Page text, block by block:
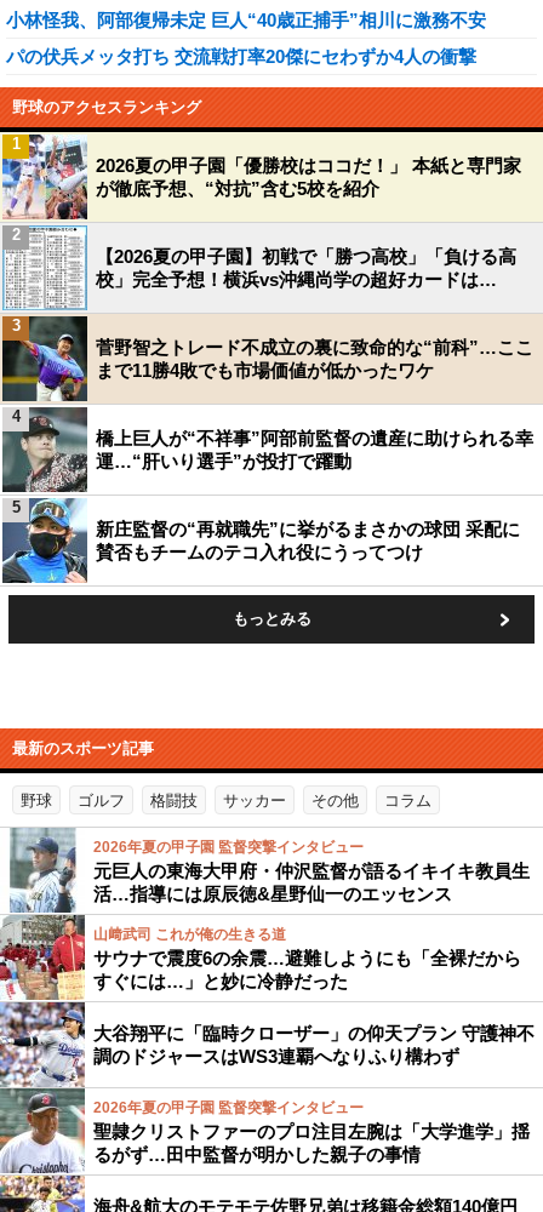
小林怪我、阿部復帰未定 巨人“40歳正捕手”相川に激務不安
パの伏兵メッタ打ち 交流戦打率20傑にセわずか4人の衝撃
野球のアクセスランキング
2026夏の甲子園「優勝校はココだ！」 本紙と専門家
が徹底予想、“対抗”含む5校を紹介
1
【2026夏の甲子園】初戦で「勝つ高校」「負ける高
校」完全予想！横浜vs沖縄尚学の超好カードは…
2
菅野智之トレード不成立の裏に致命的な“前科”…ここ
まで11勝4敗でも市場価値が低かったワケ
3
橋上巨人が“不祥事”阿部前監督の遺産に助けられる幸
運…“肝いり選手”が投打で躍動
4
新庄監督の“再就職先”に挙がるまさかの球団 采配に
賛否もチームのテコ入れ役にうってつけ
5
もっとみる
最新のスポーツ記事
野球 ゴルフ 格闘技 サッカー その他 コラム
2026年夏の甲子園 監督突撃インタビュー
元巨人の東海大甲府・仲沢監督が語るイキイキ教員生
活…指導には原辰徳&星野仙一のエッセンス
山﨑武司 これが俺の生きる道
サウナで震度6の余震…避難しようにも「全裸だから
すぐには…」と妙に冷静だった
大谷翔平に「臨時クローザー」の仰天プラン 守護神不
調のドジャースはWS3連覇へなりふり構わず
2026年夏の甲子園 監督突撃インタビュー
聖隷クリストファーのプロ注目左腕は「大学進学」揺
るがず…田中監督が明かした親子の事情
海舟&航大のモテモテ佐野兄弟は移籍金総額140億円